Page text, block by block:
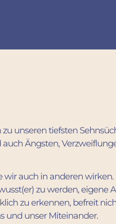
unseren tiefsten
Ängsten,
wir auch in anderen wirken.
zu werden, eigene
zu erkennen, befreit
und unser Miteinander.